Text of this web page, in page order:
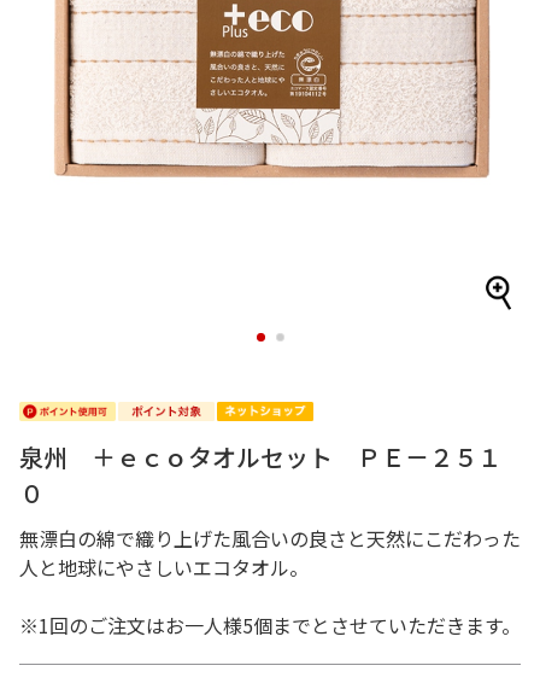
1 2
泉州 ＋ｅｃｏタオルセット ＰＥ－２５１
０
無漂白の綿で織り上げた風合いの良さと天然にこだわった
人と地球にやさしいエコタオル。
※1回のご注文はお一人様5個までとさせていただきます。